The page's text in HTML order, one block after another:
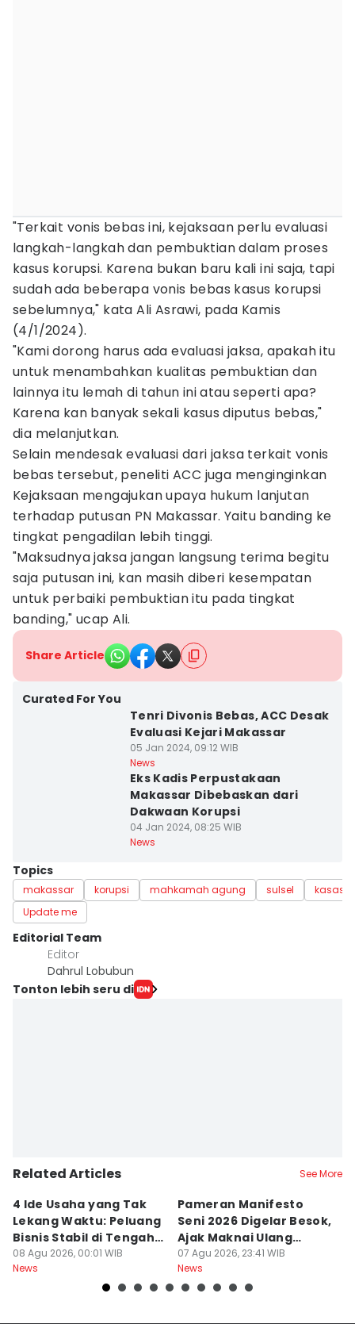
"Terkait vonis bebas ini, kejaksaan perlu evaluasi
langkah-langkah dan pembuktian dalam proses
kasus korupsi. Karena bukan baru kali ini saja, tapi
sudah ada beberapa vonis bebas kasus korupsi
sebelumnya," kata Ali Asrawi, pada Kamis
(4/1/2024).
"Kami dorong harus ada evaluasi jaksa, apakah itu
untuk menambahkan kualitas pembuktian dan
lainnya itu lemah di tahun ini atau seperti apa?
Karena kan banyak sekali kasus diputus bebas,"
dia melanjutkan.
Selain mendesak evaluasi dari jaksa terkait vonis
bebas tersebut, peneliti ACC juga menginginkan
Kejaksaan mengajukan upaya hukum lanjutan
terhadap putusan PN Makassar. Yaitu banding ke
tingkat pengadilan lebih tinggi.
"Maksudnya jaksa jangan langsung terima begitu
saja putusan ini, kan masih diberi kesempatan
untuk perbaiki pembuktian itu pada tingkat
banding," ucap Ali.
Share Article
Curated For You
Tenri Divonis Bebas, ACC Desak
Evaluasi Kejari Makassar
05 Jan 2024, 09:12 WIB
News
Eks Kadis Perpustakaan
Makassar Dibebaskan dari
Dakwaan Korupsi
04 Jan 2024, 08:25 WIB
News
Topics
makassar korupsi mahkamah agung sulsel
kasasi
Update me
Editorial Team
Editor
Dahrul Lobubun
Tonton lebih seru di
Related Articles See More
4 Ide Usaha yang Tak
Lekang Waktu: Peluang
Bisnis Stabil di Tengah
Perubahan
08 Agu 2026, 00:01 WIB
News
Pameran Manifesto
Seni 2026 Digelar Besok,
Ajak Maknai Ulang
Maritim
07 Agu 2026, 23:41 WIB
News